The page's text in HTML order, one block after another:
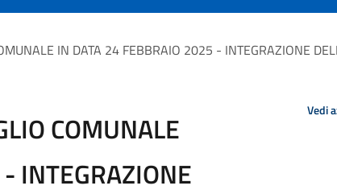
IN DATA 24 FEBBRAIO 2025 - INTEGRAZIONE
COMUNALE
INTEGRAZIONE
Vedi